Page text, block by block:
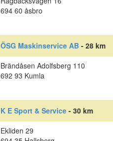
694 60 åsbro
ÖSG Maskinservice AB- 28 km
Brändåsen Adolfsberg 110
692 93 Kumla
K E Sport & Service- 30 km
Ekliden 29